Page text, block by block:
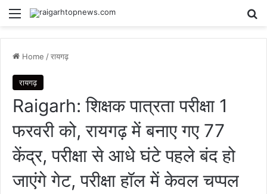
Menu
Home /रायगढ़
रायगढ़
Raigarh: शिक्षक पात्रता परीक्षा 1
फरवरी को, रायगढ़ में बनाए गए 77
केंद्र, परीक्षा से आधे घंटे पहले बंद हो
जाएंगे गेट, परीक्षा हॉल में केवल चप्पल